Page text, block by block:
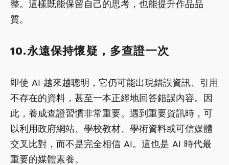
整。這樣既能保留自己的思考，也能提升作品品
質。
10.永遠保持懷疑，多查證一次
即使 AI 越來越聰明，它仍可能出現錯誤資訊、引用
不存在的資料，甚至一本正經地回答錯誤內容。因
此，養成查證習慣非常重要。遇到重要資訊時，可
以利用政府網站、學校教材、學術資料或可信媒體
交叉比對，而不是完全相信 AI。這也是 AI 時代最
重要的媒體素養。